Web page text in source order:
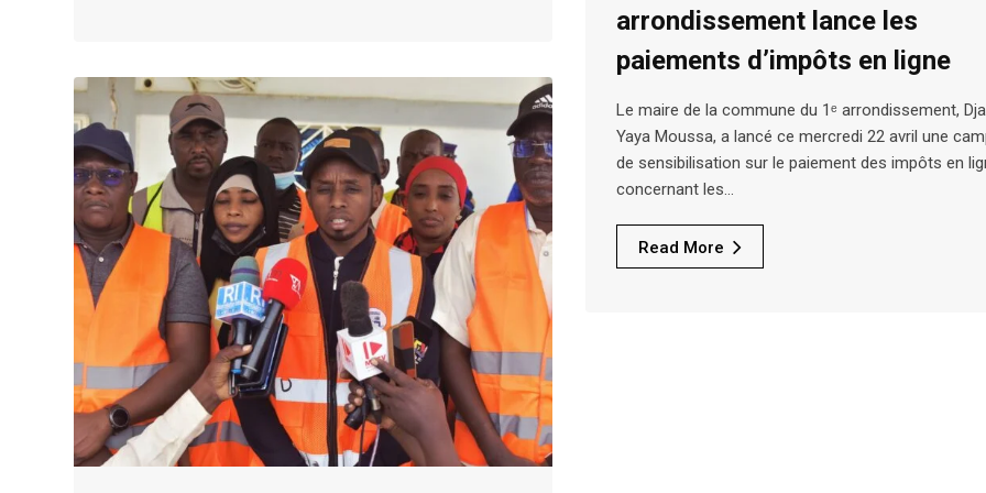
arrondissement lance les
paiements d’impôts en ligne
Le maire de la commune du 1ᵉ arrondissement,
Yaya Moussa, a lancé ce mercredi 22 avril une
de sensibilisation sur le paiement des impôts en
concernant les…
Read More